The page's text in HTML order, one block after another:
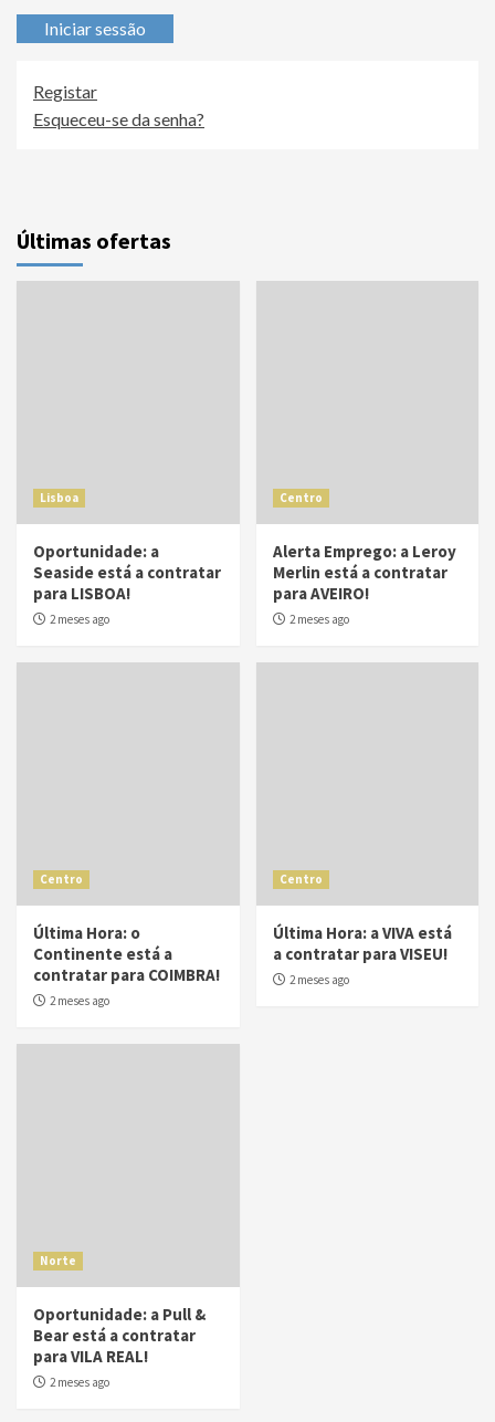
Iniciar sessão
Registar
Esqueceu-se da senha?
Últimas ofertas
Lisboa
Oportunidade: a
Seaside está a contratar
para LISBOA!
2 meses ago
Centro
Alerta Emprego: a Leroy
Merlin está a contratar
para AVEIRO!
2 meses ago
Centro
Última Hora: o
Continente está a
contratar para COIMBRA!
2 meses ago
Centro
Última Hora: a VIVA está
a contratar para VISEU!
2 meses ago
Norte
Oportunidade: a Pull &
Bear está a contratar
para VILA REAL!
2 meses ago